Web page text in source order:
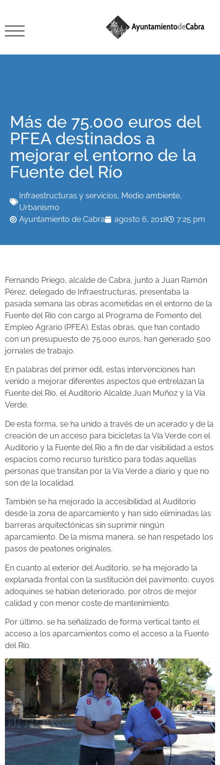
Más de 75.000 euros del
PFEA destinados a
mejorar el entorno de la
Fuente del Río
Infraestructuras y servicios, Medio ambiente,
Urbanismo
Ayuntamiento de Cabra
agosto 6, 2018 7:25 pm
Fernando Priego, alcalde de Cabra, junto a Juan Ramón
Pérez, delegado de Infraestructuras, presentaba la
pasada semana las obras acometidas en el entorno de la
Fuente del Río con cargo al Programa de Fomento del
Empleo Agrario (PFEA). Estas obras, que han contado
con un presupuesto de 75.000 euros, han generado 500
jornales de trabajo.
En palabras del primer edil, estas intervenciones han
venido a mejorar diferentes aspectos que entrelazan la
Fuente del Río, el Auditorio Alcalde Juan Muñoz y la Vía
Verde.
De esta forma, se ha unido a través de un acerado y de la
creación de un acceso para bicicletas la Vía Verde con el
Auditorio y la Fuente del Río a fin de dar visibilidad a estos
espacios como recurso turístico para todas aquellas
personas que transitan por la Vía Verde a diario y que no
son de la localidad.
También se ha mejorado la accesibilidad al Auditorio
desde la zona de aparcamiento y han sido eliminadas las
barreras arquitectónicas sin suprimir ningún
aparcamiento. De la misma manera, se han respetado los
pasos de peatones originales.
En cuanto al exterior del Auditorio, se ha mejorado la
explanada frontal con la sustitución del pavimento, cuyos
adoquines se habían deteriorado, por otros de mejor
calidad y con menor coste de mantenimiento.
Por último, se ha señalizado de forma vertical tanto el
acceso a los aparcamientos como el acceso a la Fuente
del Río.